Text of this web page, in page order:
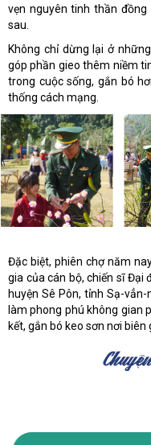
vẹn nguyên tinh thần đồng
sau.
Không chỉ dừng lại ở
góp phần gieo thêm niềm
trong cuộc sống, gắn bó
thống cách mạng.
Đặc biệt, phiên chợ năm
gia của cán bộ, chiến sĩ Đại
huyện Sê Pôn, tỉnh Sạ-
làm phong phú không gian
kết, gắn bó keo sơn nơi biên